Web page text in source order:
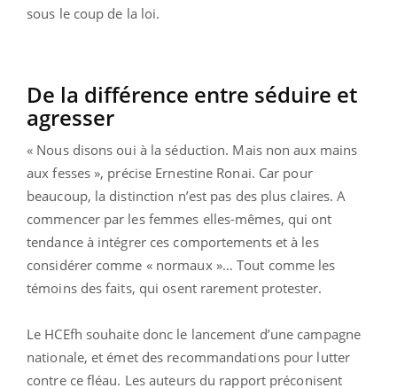
sous le coup de la loi.
De la différence entre séduire et
agresser
« Nous disons oui à la séduction. Mais non aux mains
aux fesses », précise Ernestine Ronai. Car pour
beaucoup, la distinction n’est pas des plus claires. A
commencer par les femmes elles-mêmes, qui ont
tendance à intégrer ces comportements et à les
considérer comme « normaux »… Tout comme les
témoins des faits, qui osent rarement protester.
Le HCEfh souhaite donc le lancement d’une campagne
nationale, et émet des recommandations pour lutter
contre ce fléau. Les auteurs du rapport préconisent